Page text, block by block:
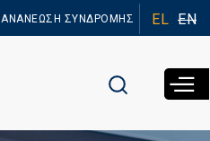
ΑΝΑΝΕΩΣΗ ΣΥΝΔΡΟΜΗΣ EL EN